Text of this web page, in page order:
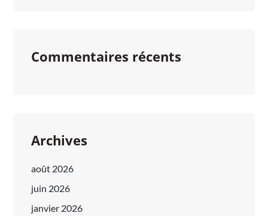
Commentaires récents
Archives
août 2026
juin 2026
janvier 2026